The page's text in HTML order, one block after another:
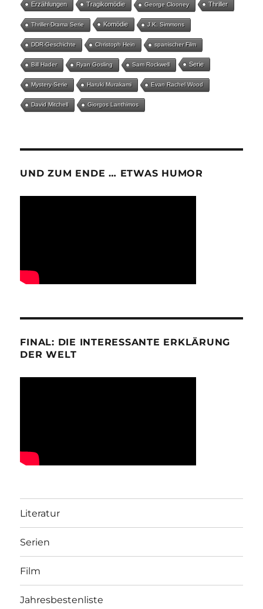
Erzählungen Tragikomödie George Clooney Thriller
Thriller-Drama Serie Komödie J.K. Simmons
DDR-Geschichte Christoph Hein spanischer Film
Bill Hader Ryan Gosling Sam Rockwell Serie
Mystery-Serie Haruki Murakami Evan Rachel Wood
David Mitchell Giorgos Lanthimos
UND ZUM ENDE … ETWAS HUMOR
FINAL: DIE INTERESSANTE ERKLÄRUNG
DER WELT
Literatur
Serien
Film
Jahresbestenliste